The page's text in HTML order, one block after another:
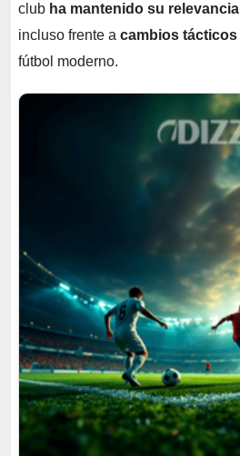
club ha mantenido su relevancia
incluso frente a cambios tácticos
fútbol moderno.